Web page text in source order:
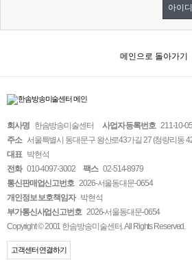
아이
메인으로 돌아가기
회사명 한솜방송미술센터 사업자 등록번호 211-10-
주소 서울특별시 동대문구 왕산로43가길 27 (청량리동
대표 박현석
전화 010-4097-3002 팩스 02-514-8979
통신판매업신고번호 2026-서울동대문-0654
개인정보 보호책임자 박현석
부가통신사업신고번호 2026-서울동대문-0654
Copyright © 2001 한솜방송미술센터. All Rights Reserved.
고객센터 연결하기